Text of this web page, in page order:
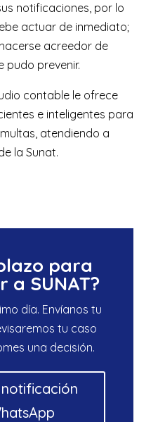
notificaciones, por lo
actuar de inmediato;
acreedor de
pudo prevenir.
contable le ofrece
e inteligentes para
atendiendo a
la Sunat.
para
a SUNAT?
día. Envíanos tu
tu caso
una decisión.